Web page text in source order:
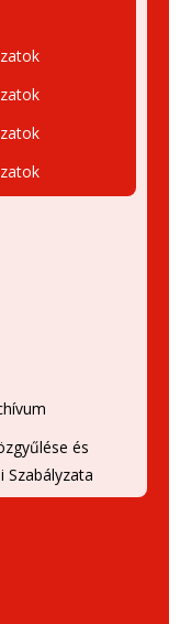
és
Szabályzata